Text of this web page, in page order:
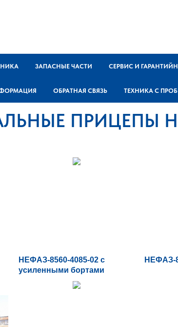
ЗАПАСНЫЕ ЧАСТИ СЕРВИС И
ОБРАТНАЯ СВЯЗЬ ТЕХНИКА С
ПРИЦЕПЫ
НЕФАЗ-8560-4085-02 с
усиленными бортами
НЕФАЗ-